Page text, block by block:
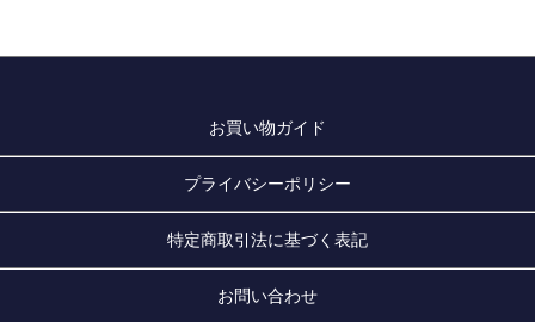
お買い物ガイド
プライバシーポリシー
特定商取引法に基づく表記
お問い合わせ